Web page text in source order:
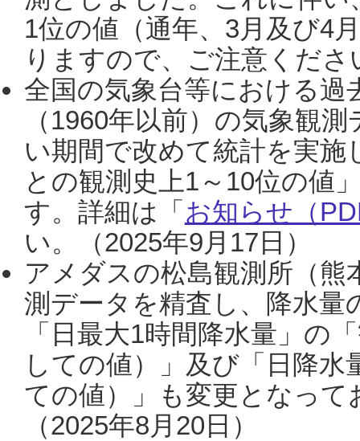
1位の値（通年、3月及び4
りますので、ご注意くだ
全国の気象台等における過
（1960年以前）の気象観
い期間で改めて統計を実
との観測史上1～10位の値
す。詳細は「 お知らせ（
い。（2025年9月17日）
アメダスの松島観測所（熊
測データを精査し、降水
「日最大1時間降水量」の
しての値）」及び「日降
ての値）」も変更となっ
（2025年8月20日）